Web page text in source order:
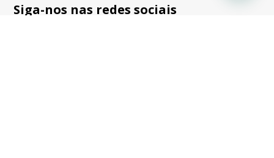
Siga-nos nas redes sociais